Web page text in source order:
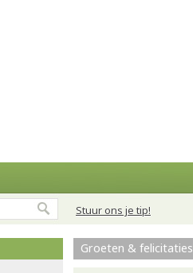
Stuur ons je tip!
Groeten & felicitaties